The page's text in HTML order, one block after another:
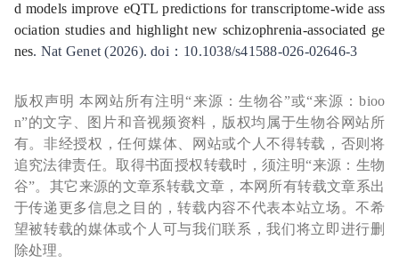
d models improve eQTL predictions for transcriptome-wide ass
ociation studies and highlight new schizophrenia-associated ge
nes. Nat Genet (2026). doi：10.1038/s41588-026-02646-3
版权声明 本网站所有注明“来源：生物谷”或“来源：bioo
n”的文字、图片和音视频资料，版权均属于生物谷网站所
有。非经授权，任何媒体、网站或个人不得转载，否则将
追究法律责任。取得书面授权转载时，须注明“来源：生物
谷”。其它来源的文章系转载文章，本网所有转载文章系出
于传递更多信息之目的，转载内容不代表本站立场。不希
望被转载的媒体或个人可与我们联系，我们将立即进行删
除处理。